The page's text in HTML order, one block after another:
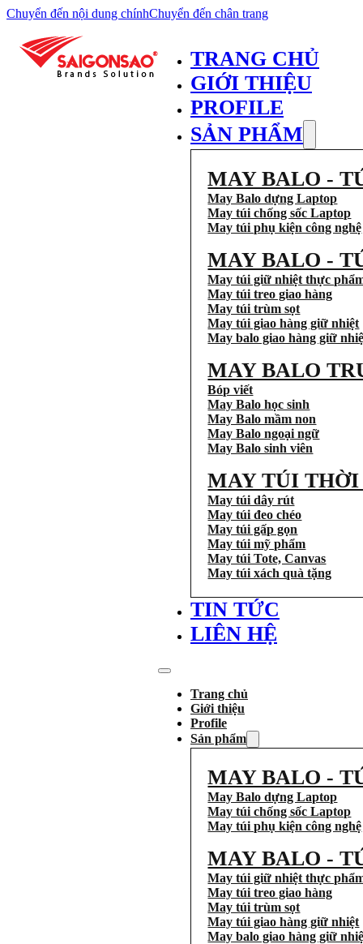
Chuyển đến nội dung chínhChuyển đến chân trang
TRANG CHỦ
GIỚI THIỆU
PROFILE
SẢN PHẨM
MAY BALO -
May Balo dựng Laptop
May túi chống sốc Laptop
May túi phụ kiện công nghệ
MAY BALO -
May túi giữ nhiệt thực
May túi treo giao hàng
May túi trùm sọt
May túi giao hàng giữ nhiệt
May balo giao hàng giữ
MAY BALO
Bóp viết
May Balo học sinh
May Balo mầm non
May Balo ngoại ngữ
May Balo sinh viên
MAY TÚI
May túi dây rút
May túi đeo chéo
May túi gấp gọn
May túi mỹ phẩm
May túi Tote, Canvas
May túi xách quà tặng
TIN TỨC
LIÊN HỆ
Trang chủ
Giới thiệu
Profile
Sản phẩm
MAY BALO -
May Balo dựng Laptop
May túi chống sốc Laptop
May túi phụ kiện công nghệ
MAY BALO -
May túi giữ nhiệt thực
May túi treo giao hàng
May túi trùm sọt
May túi giao hàng giữ nhiệt
May balo giao hàng giữ